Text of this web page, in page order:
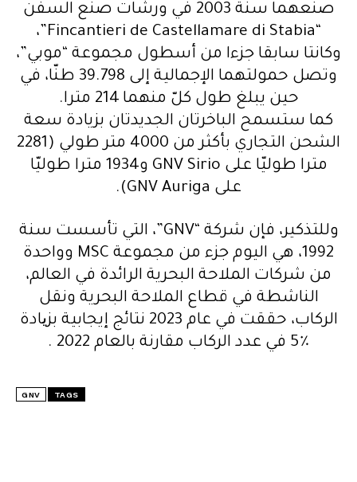
صنعهما سنة 2003 في ورشات صنع السفن
“Fincantieri de Castellamare di Stabia”،
وكانتا سابقا جزءا من أسطول مجموعة “موبي”،
وتصل حمولتهما الإجمالية إلى 39.798 طنّا، في
حين يبلغ طول كلّ منهما 214 مترا.
كما ستسمح الباخرتان الجديدتان بزيادة سعة
الشحن التجاري بأكثر من 4000 متر طولي (2281
مترا طوليّا على GNV Sirio و1934 مترا طوليّا
على GNV Auriga).
وللتذكير، فإن شركة “GNV”، التي تأسست سنة
1992، هي اليوم جزء من مجموعة MSC وواحدة
من شركات الملاحة البحرية الرائدة في العالم،
الناشطة في قطاع الملاحة البحرية ونقل
الركاب، حققت في عام 2023 نتائج إيجابية بزیادة
٪5 في عدد الركاب مقارنة بالعام 2022 .
TAGS
GNV